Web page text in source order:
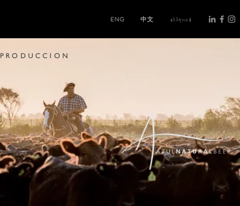
ENG 中文 ελληνικά
PRODUCCION